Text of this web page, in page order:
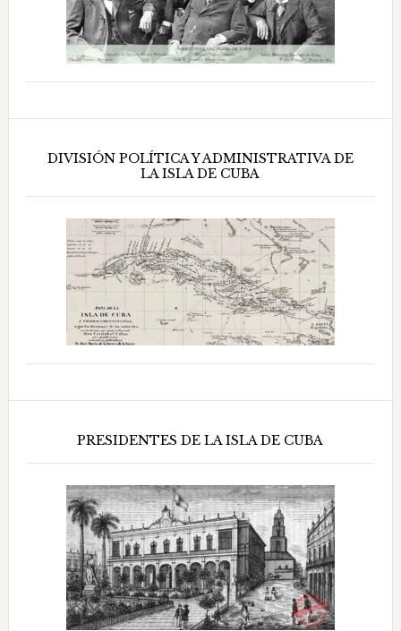
DIVISIÓN POLÍTICA Y ADMINISTRATIVA DE
LA ISLA DE CUBA
PRESIDENTES DE LA ISLA DE CUBA